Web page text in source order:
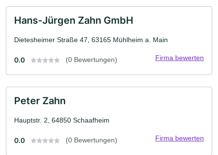
Hans-Jürgen Zahn GmbH
Dietesheimer Straße 47, 63165 Mühlheim a. Main
0.0 (0 Bewertungen) Firma bewerten
Peter Zahn
Hauptstr. 2, 64850 Schaafheim
0.0 (0 Bewertungen) Firma bewerten